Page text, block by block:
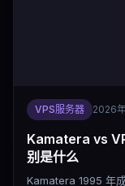
VPS服务器 2026
Kamatera vs
别是什么
Kamatera 1995 年